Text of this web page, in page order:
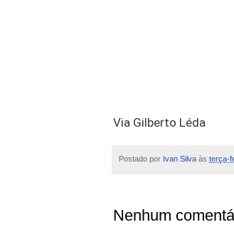
Via Gilberto Léda
Postado por Ivan Silva às terça-
Nenhum